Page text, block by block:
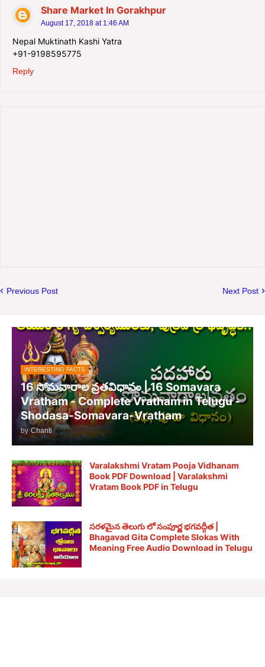
Share Market In Gorakhpur
August 17, 2018 at 1:46 AM
Nepal Muktinath Kashi Yatra
+91-9198595775
Reply
Previous Post Next Post
INTERESTING FACTS
16 సోమవారాల వ్రతవిధానం | 16 Somavara
Vratham - Complete Vratham in Telugu -
Shodasa-Somavara-Vratham
by Chanti
Varalakshmi Vratam Pooja Vidhanam
Book PDF Download | Varalakshmi
Vratam Book PDF in Telugu
సరళమైన తెలుగు లో సంపూర్ణ భగవద్గీత |
Bhagavad Gita Complete Slokas With
Meaning Free Audio Download in Telugu